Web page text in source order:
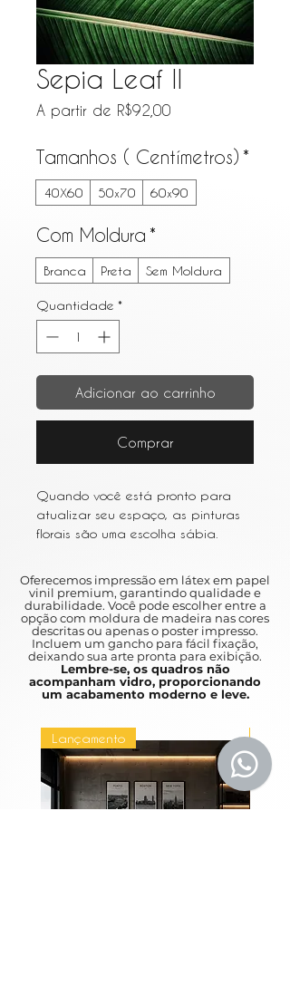
Sepia Leaf II
A partir de R$92,00
Tamanhos ( Centímetros) *
40X60 50x70 60x90
Com Moldura *
Branca Preta Sem Moldura
Quantidade *
Adicionar ao carrinho
Comprar
Quando você está pronto para
atualizar seu espaço, as pinturas
florais são uma escolha sábia.
leve e arejada.
When you are ready to upgrade
your space, floral paintings are a
wise choice.
Choose an impressionist style or
watercolor for a light and airy
Oferecemos impressão em látex em papel
vinil premium, garantindo qualidade e
durabilidade. Você pode escolher entre a
opção com moldura de madeira nas cores
descritas ou apenas o poster impresso.
Incluem um gancho para fácil fixação,
deixando sua arte pronta para exibição.
Lembre-se, os quadros não
acompanham vidro, proporcionando
um acabamento moderno e leve.
Lançamento